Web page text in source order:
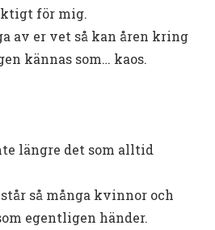
för mig.
av er vet så kan åren kring
kännas som… kaos.
längre det som alltid
så många kvinnor och
egentligen händer.